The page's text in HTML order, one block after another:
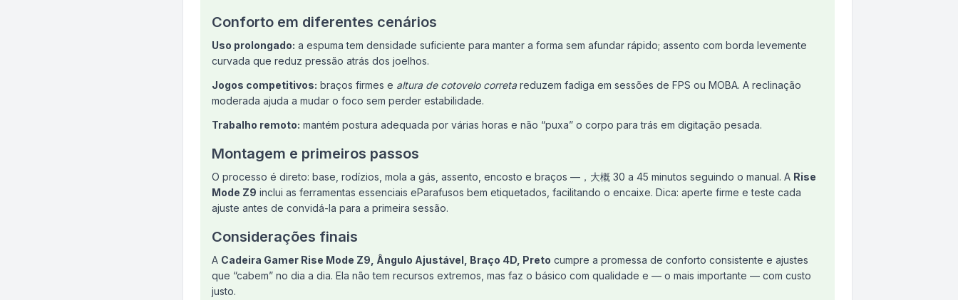
Conforto em diferentes cenários
Uso prolongado: a espuma tem densidade suficiente para manter a forma sem afundar rápido; assento com borda levemente
curvada que reduz pressão atrás dos joelhos.
Jogos competitivos: braços firmes e altura de cotovelo correta reduzem fadiga em sessões de FPS ou MOBA. A reclinação
moderada ajuda a mudar o foco sem perder estabilidade.
Trabalho remoto: mantém postura adequada por várias horas e não “puxa” o corpo para trás em digitação pesada.
Montagem e primeiros passos
O processo é direto: base, rodízios, mola a gás, assento, encosto e braços —，大概 30 a 45 minutos seguindo o manual. A Rise
Mode Z9 inclui as ferramentas essenciais eParafusos bem etiquetados, facilitando o encaixe. Dica: aperte firme e teste cada
ajuste antes de convidá-la para a primeira sessão.
Considerações finais
A Cadeira Gamer Rise Mode Z9, Ângulo Ajustável, Braço 4D, Preto cumpre a promessa de conforto consistente e ajustes
que “cabem” no dia a dia. Ela não tem recursos extremos, mas faz o básico com qualidade e — o mais importante — com custo
justo.